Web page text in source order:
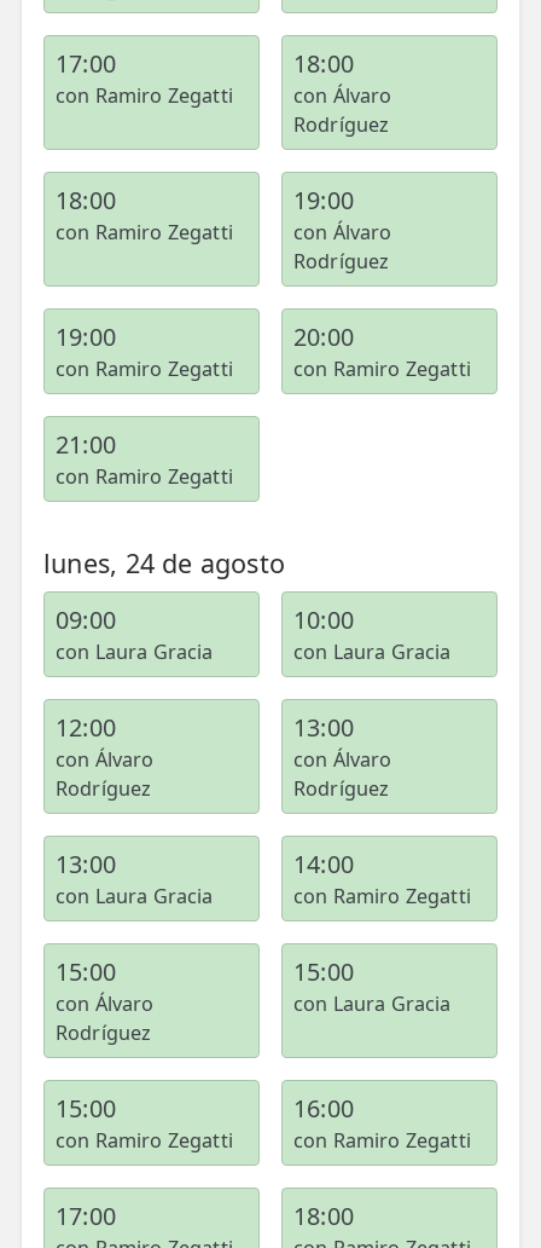
17:00
con Ramiro Zegatti
18:00
con Álvaro
Rodríguez
18:00
con Ramiro Zegatti
19:00
con Álvaro
Rodríguez
19:00
con Ramiro Zegatti
20:00
con Ramiro Zegatti
21:00
con Ramiro Zegatti
lunes, 24 de agosto
09:00
con Laura Gracia
10:00
con Laura Gracia
12:00
con Álvaro
Rodríguez
13:00
con Álvaro
Rodríguez
13:00
con Laura Gracia
14:00
con Ramiro Zegatti
15:00
con Álvaro
Rodríguez
15:00
con Laura Gracia
15:00
con Ramiro Zegatti
16:00
con Ramiro Zegatti
17:00 18:00